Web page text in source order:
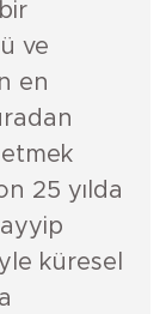
ve
en
25 yılda
küresel